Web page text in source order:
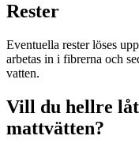
Rester
Eventuella rester löses
arbetas in i fibrerna och
vatten.
Vill du hellre
mattvätten?